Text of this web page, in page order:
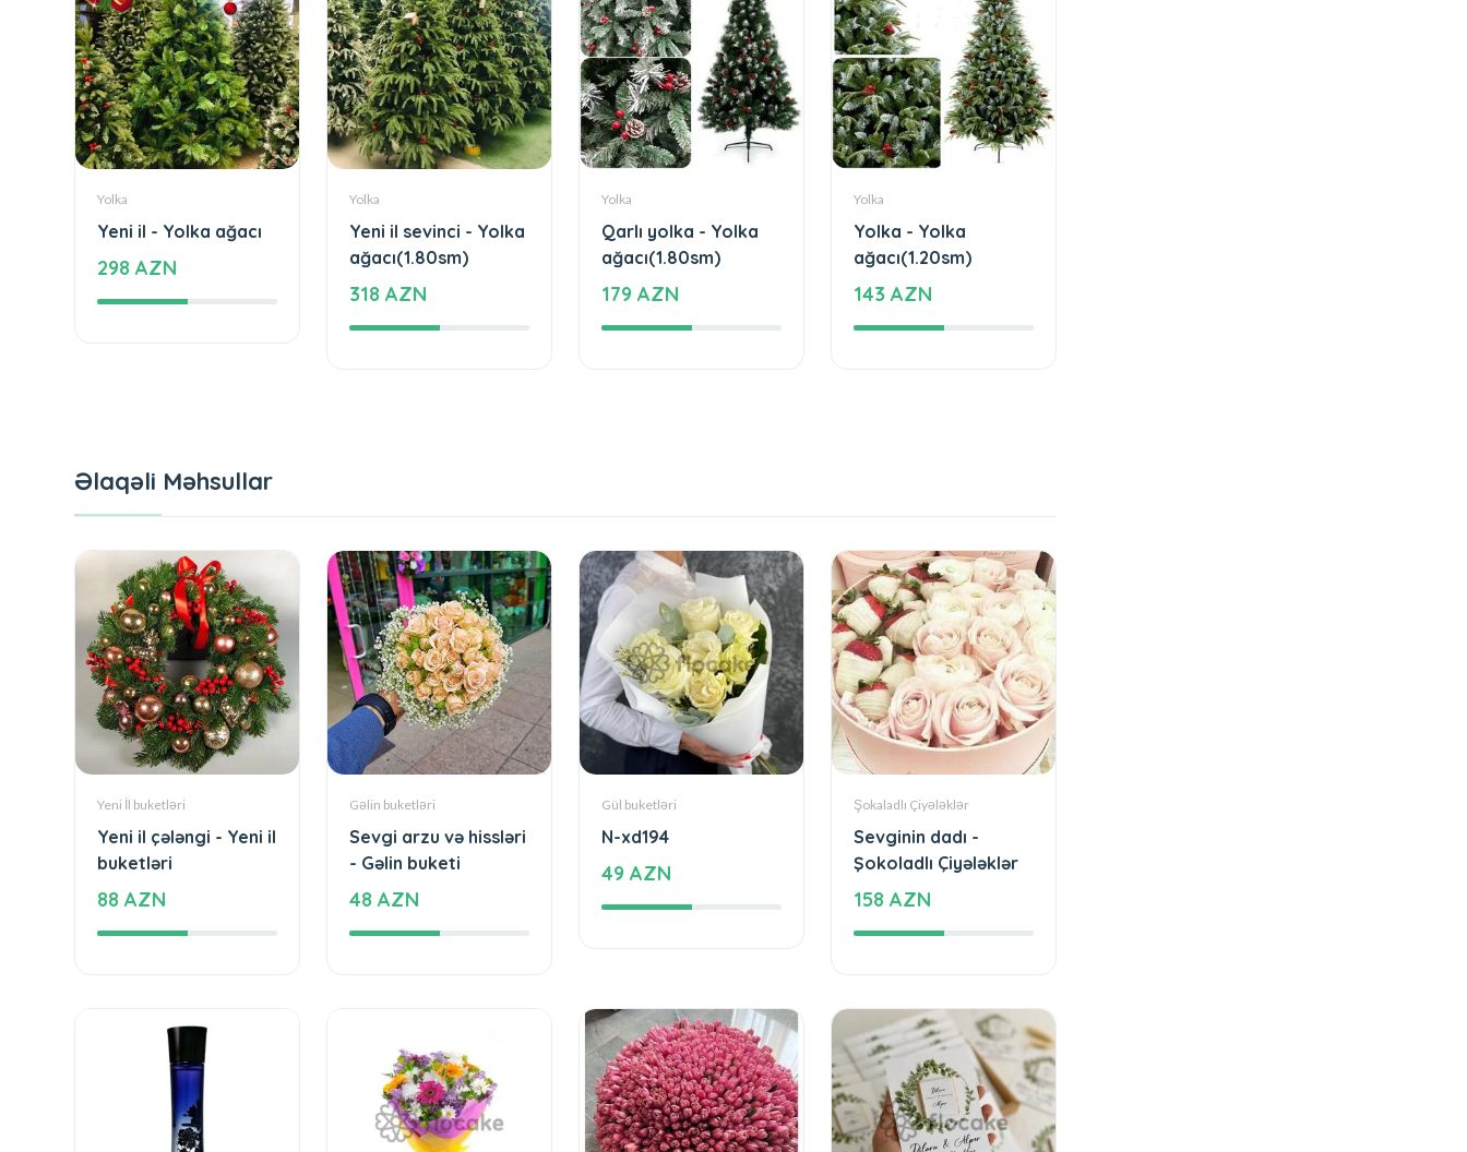
Yolka
Yeni il - Yolka ağacı
298 AZN
Yolka
Yeni il sevinci - Yolka
ağacı(1.80sm)
318 AZN
Yolka
Qarlı yolka - Yolka
ağacı(1.80sm)
179 AZN
Yolka
Yolka - Yolka
ağacı(1.20sm)
143 AZN
Əlaqəli Məhsullar
Yeni İl buketləri
Yeni il çələngi - Yeni il
buketləri
88 AZN
Gəlin buketləri
Sevgi arzu və hissləri
- Gəlin buketi
48 AZN
Gül buketləri
N-xd194
49 AZN
Şokaladlı Çiyələklər
Sevginin dadı -
Şokoladlı Çiyələklər
158 AZN